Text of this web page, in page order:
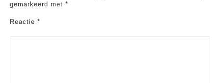
gemarkeerd met *
Reactie *